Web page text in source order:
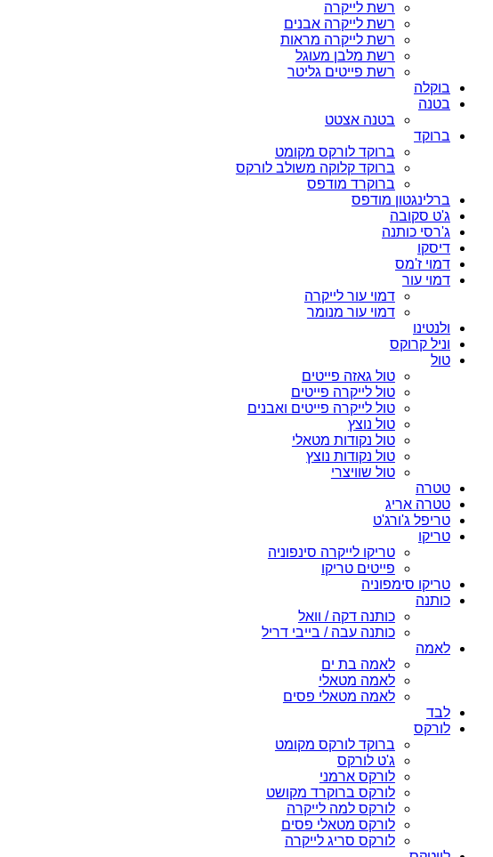
רשת לייקרה
רשת לייקרה אבנים
רשת לייקרה מראות
רשת מלבן מעוגל
רשת פייטים גליטר
בוקלה
בטנה
בטנה אצטט
ברוקד
ברוקד לורקס מקומט
ברוקד קלוקה משולב לורקס
ברוקרד מודפס
ברלינגטון מודפס
ג'ט סקובה
ג'רסי כותנה
דיסקו
דמוי ז'מס
דמוי עור
דמוי עור לייקרה
דמוי עור מנומר
ולנטינו
וניל קרוקס
טול
טול גאזה פייטים
טול לייקרה פייטים
טול לייקרה פייטים ואבנים
טול נוצץ
טול נקודות מטאלי
טול נקודות נוצץ
טול שוויצרי
טטרה
טטרה אריג
טריפל ג'ורג'ט
טריקו
טריקו לייקרה סינפוניה
פייטים טריקו
טריקו סימפוניה
כותנה
כותנה דקה / וואל
כותנה עבה / בייבי דריל
לאמה
לאמה בת ים
לאמה מטאלי
לאמה מטאלי פסים
לבד
לורקס
ברוקד לורקס מקומט
ג'ט לורקס
לורקס ארמני
לורקס ברוקרד מקושט
לורקס למה לייקרה
לורקס מטאלי פסים
לורקס סריג לייקרה